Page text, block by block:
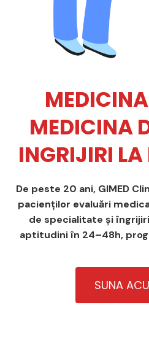
MEDICINA
INGRIJIRI
De peste 20 ani, GIMED
pacienților evaluări
de specialitate și
aptitudini în 24–48h,
SUNA